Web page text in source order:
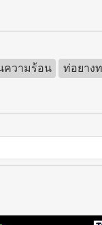
ความร้อน ท่อยาง